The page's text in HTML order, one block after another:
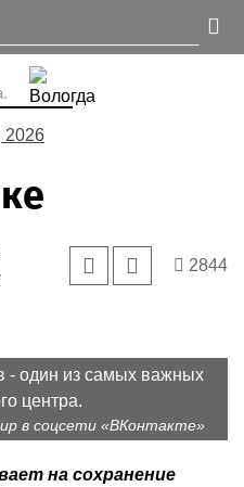
2026
2844
- один из самых важных
центра.
в соцсети «ВКонтакте»
на сохранение